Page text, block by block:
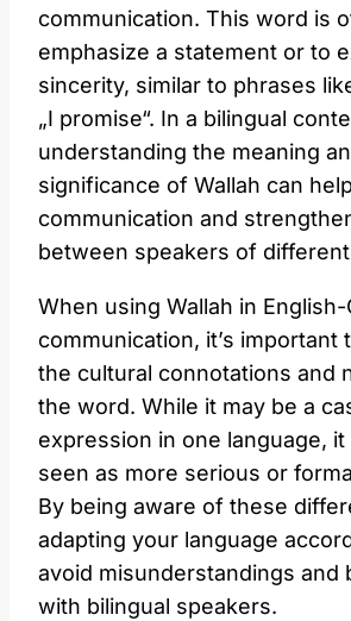
communication. This word is
emphasize a statement or to
sincerity, similar to phrases
„I promise“. In a bilingual
understanding the meaning
significance of Wallah can
communication and
between speakers of
When using Wallah in
communication, it’s important
the cultural connotations and
the word. While it may be a
expression in one language, it
seen as more serious or
By being aware of these
adapting your language
avoid misunderstandings and
with bilingual speakers.